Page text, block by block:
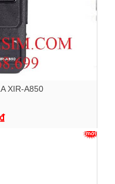
XIR-A850
₫